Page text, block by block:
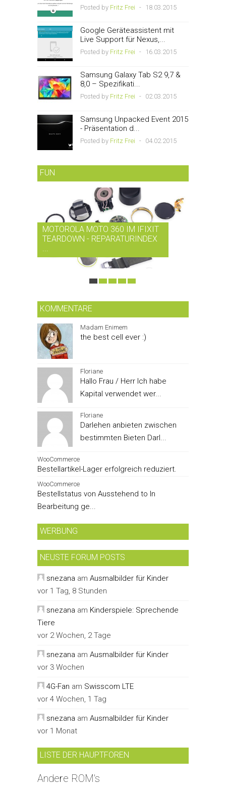
Posted by Fritz Frei - 18.03.2015
Google Geräteassistent mit
Live Support für Nexus,...
Posted by Fritz Frei - 16.03.2015
Samsung Galaxy Tab S2 9,7 &
8,0 – Spezifikati...
Posted by Fritz Frei - 02.03.2015
Samsung Unpacked Event 2015
- Präsentation d...
Posted by Fritz Frei - 04.02.2015
FUN
MOTOROLA MOTO 360 IM IFIXIT
TEARDOWN - REPARATURINDEX
...
KOMMENTARE
Madam Enimem
the best cell ever :)
Floriane
Hallo Frau / Herr Ich habe
Kapital verwendet wer...
Floriane
Darlehen anbieten zwischen
bestimmten Bieten Darl...
WooCommerce
Bestellartikel-Lager erfolgreich reduziert.
WooCommerce
Bestellstatus von Ausstehend to In
Bearbeitung ge...
WERBUNG
NEUSTE FORUM POSTS
snezana am Ausmalbilder für Kinder
vor 1 Tag, 8 Stunden
snezana am Kinderspiele: Sprechende
Tiere
vor 2 Wochen, 2 Tage
snezana am Ausmalbilder für Kinder
vor 3 Wochen
4G-Fan am Swisscom LTE
vor 4 Wochen, 1 Tag
snezana am Ausmalbilder für Kinder
vor 1 Monat
LISTE DER HAUPTFOREN
Andere ROM's